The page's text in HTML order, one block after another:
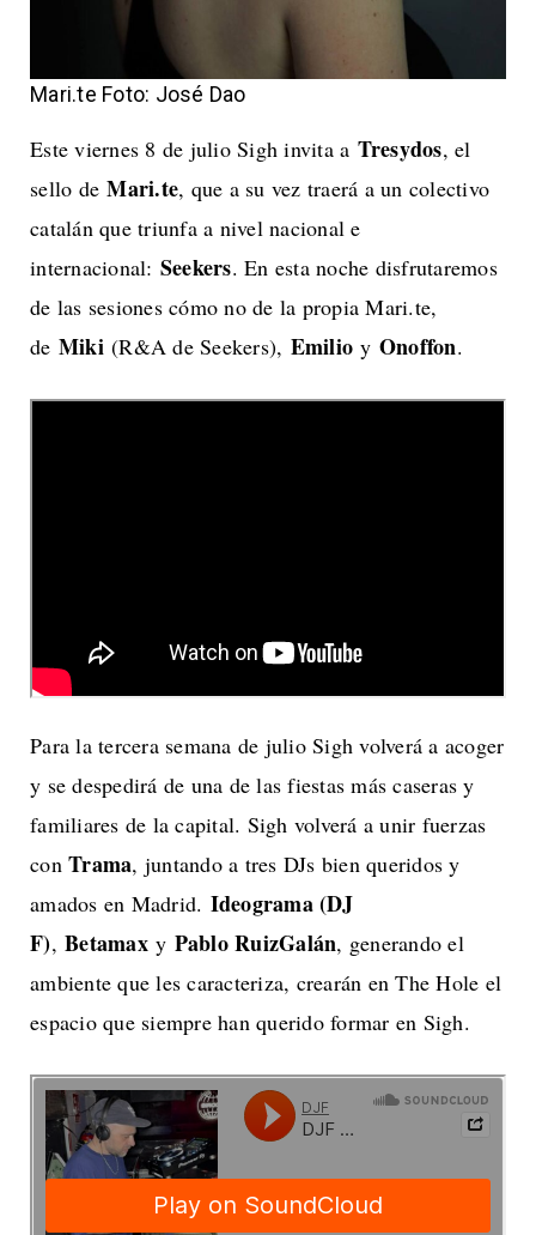
Mari.te Foto: José Dao
Este viernes 8 de julio Sigh invita a Tresydos, el
sello deMari.te, que a su vez traerá a un colectivo
catalán que triunfa a nivel nacional e
internacional: Seekers. En esta noche disfrutaremos
de las sesiones cómo no de la propia Mari.te,
de Miki (R&A de Seekers), Emilioy Onoffon.
Para la tercera semana de julio Sigh volverá a acoger
y se despedirá de una de las fiestas más caseras y
familiares de la capital. Sigh volverá a unir fuerzas
con Trama, juntando a tres DJs bien queridos y
amados en Madrid. Ideograma (DJ
F), Betamax y Pablo RuizGalán, generando el
ambiente que les caracteriza, crearán en The Hole el
espacio que siempre han querido formar en Sigh.